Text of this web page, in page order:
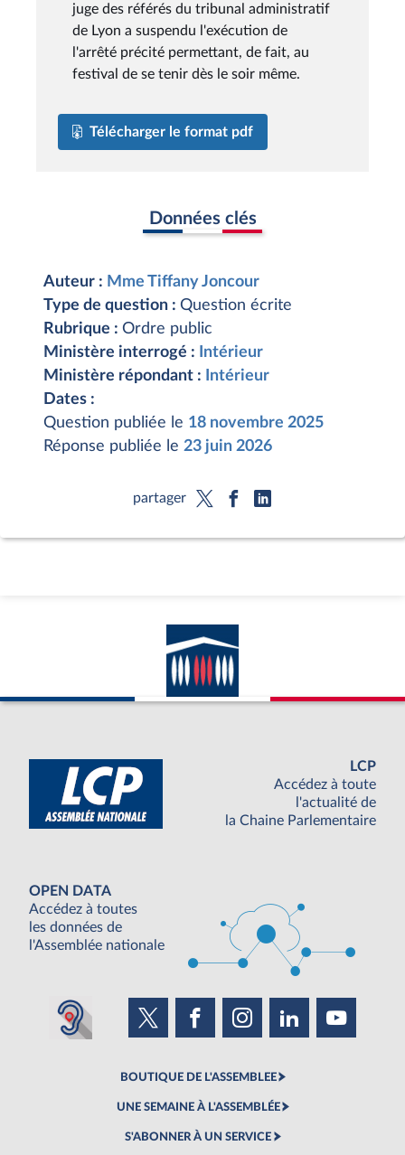
juge des référés du tribunal administratif
de Lyon a suspendu l'exécution de
l'arrêté précité permettant, de fait, au
festival de se tenir dès le soir même.
Télécharger le format pdf
Données clés
Auteur : Mme Tiffany Joncour
Type de question : Question écrite
Rubrique : Ordre public
Ministère interrogé :
Intérieur
Ministère répondant :
Intérieur
Dates :
Question publiée le 18 novembre 2025
Réponse publiée le 23 juin 2026
partager
LCP
Accédez à toute
l'actualité de
la Chaine Parlementaire
OPEN DATA
Accédez à toutes
les données de
l'Assemblée nationale
BOUTIQUE DE L'ASSEMBLEE
UNE SEMAINE À L'ASSEMBLÉE
S'ABONNER À UN SERVICE